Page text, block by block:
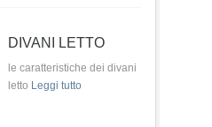
DIVANI LETTO
le caratteristiche dei divani
letto Leggi tutto